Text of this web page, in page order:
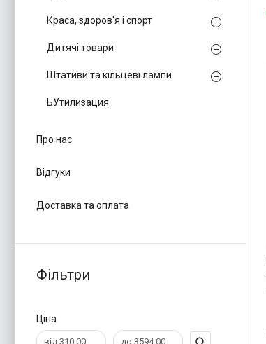
Краса, здоров'я і спорт
Дитячі товари
Штативи та кільцеві лампи
ЬУтилизация
Про нас
Відгуки
Доставка та оплата
Фільтри
Ціна